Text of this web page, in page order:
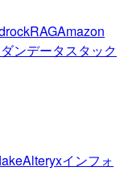
RAGAmazon
ンデータスタック
Alteryxインフォ